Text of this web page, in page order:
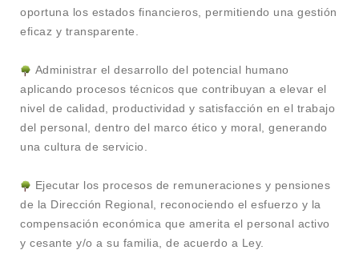
oportuna los estados financieros, permitiendo una gestión
eficaz y transparente.
Administrar el desarrollo del potencial humano
aplicando procesos técnicos que contribuyan a elevar el
nivel de calidad, productividad y satisfacción en el trabajo
del personal, dentro del marco ético y moral, generando
una cultura de servicio.
Ejecutar los procesos de remuneraciones y pensiones
de la Dirección Regional, reconociendo el esfuerzo y la
compensación económica que amerita el personal activo
y cesante y/o a su familia, de acuerdo a Ley.